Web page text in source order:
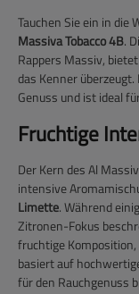
Tauchen Sie ein in die
Massiva Tobacco 4B.
Rappers Massiv,
das Kenner
Genuss und ist ideal
Fruchtige
Der Kern des Al
intensive
Limette. Während
Zitronen-Fokus
fruchtige
basiert auf
für den Rauchgenuss